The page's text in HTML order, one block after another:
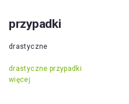
przypadki
drastyczne
drastyczne przypadki
więcej